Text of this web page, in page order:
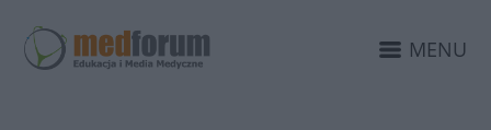
MENU